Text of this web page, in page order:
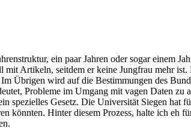
ein paar Jahren oder sogar einem
mit Artikeln, seitdem er keine Jungfrau mehr
Übrigen wird auf die Bestimmungen des
Probleme im Umgang mit vagen Daten zu
spezielles Gesetz. Die Universität Siegen hat
könnten. Hinter diesem Prozess, halte ich eh